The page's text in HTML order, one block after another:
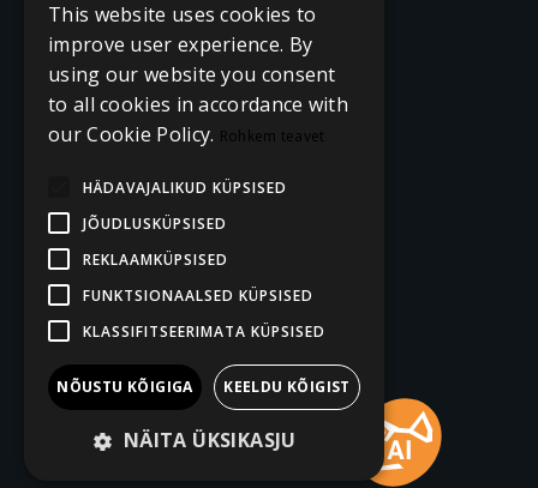
This website uses cookies to
improve user experience. By
using our website you consent
to all cookies in accordance with
our Cookie Policy. Rohkem teavet
HÄDAVAJALIKUD KÜPSISED
JÕUDLUSKÜPSISED
REKLAAMKÜPSISED
FUNKTSIONAALSED KÜPSISED
KLASSIFITSEERIMATA KÜPSISED
NÕUSTU KÕIGIGA KEELDU KÕIGIST
NÄITA ÜKSIKASJU